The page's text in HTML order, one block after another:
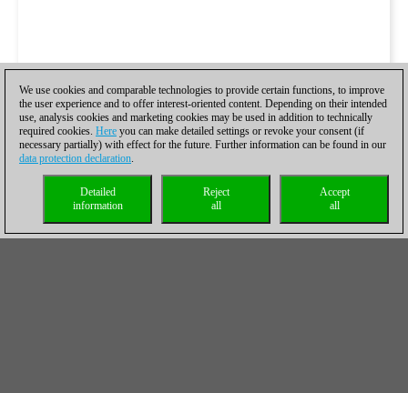
We use cookies and comparable technologies to provide certain functions, to improve
the user experience and to offer interest-oriented content. Depending on their intended
use, analysis cookies and marketing cookies may be used in addition to technically
required cookies. Here you can make detailed settings or revoke your consent (if
necessary partially) with effect for the future. Further information can be found in our
data protection declaration.
Accept
all
Reject
all
Detailed
information